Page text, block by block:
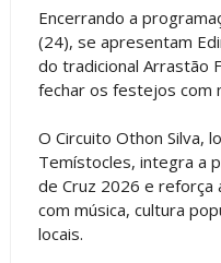
Encerrando a
(24), se apresentam
do tradicional Arrastão
fechar os festejos com
O Circuito Othon Silva,
Temístocles, integra a
de Cruz 2026 e reforça
com música, cultura
locais.